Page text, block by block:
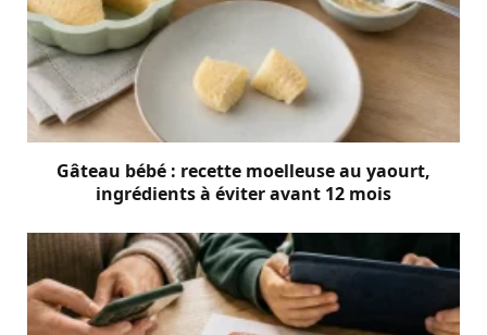
Gâteau bébé : recette moelleuse au yaourt,
ingrédients à éviter avant 12 mois